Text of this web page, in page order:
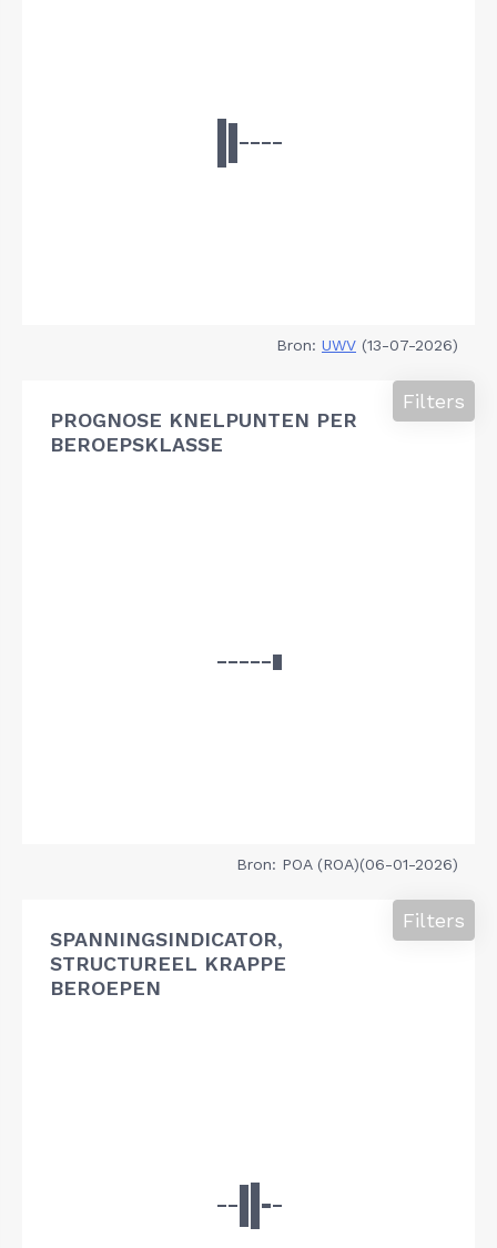
Bron: UWV (13-07-2026)
PROGNOSE KNELPUNTEN PER
BEROEPSKLASSE
Filters
Bron: POA (ROA)(06-01-2026)
SPANNINGSINDICATOR,
STRUCTUREEL KRAPPE
BEROEPEN
Filters